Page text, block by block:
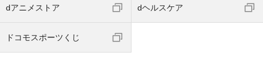
dアニメストア dヘルスケア
ドコモスポーツくじ